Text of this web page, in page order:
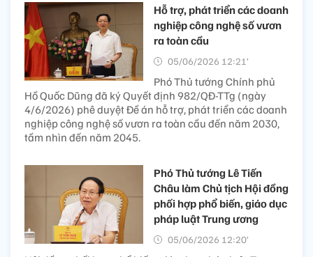
Hỗ trợ, phát triển các doanh
nghiệp công nghệ số vươn
ra toàn cầu
05/06/2026 12:21’
Phó Thủ tướng Chính phủ
Hồ Quốc Dũng đã ký Quyết định 982/QĐ-TTg (ngày
4/6/2026) phê duyệt Đề án hỗ trợ, phát triển các doanh
nghiệp công nghệ số vươn ra toàn cầu đến năm 2030,
tầm nhìn đến năm 2045.
Phó Thủ tướng Lê Tiến
Châu làm Chủ tịch Hội đồng
phối hợp phổ biến, giáo dục
pháp luật Trung ương
05/06/2026 12:20’